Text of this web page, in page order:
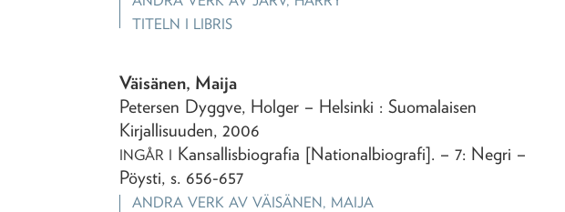
TITELN I LIBRIS
Väisänen, Maija
Petersen Dyggve, Holger – Helsinki : Suomalaisen
Kirjallisuuden, 2006
INGÅR I Kansallisbiografia [Nationalbiografi]. – 7: Negri –
Pöysti, s. 656-657
ANDRA VERK AVVÄISÄNEN, MAIJA